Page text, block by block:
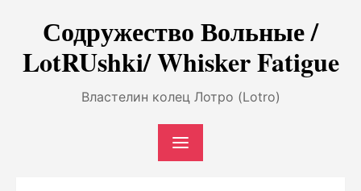
содержимому
Содружество Вольные /
LotRUshki/ Whisker Fatigue
Властелин колец Лотро (Lotro)